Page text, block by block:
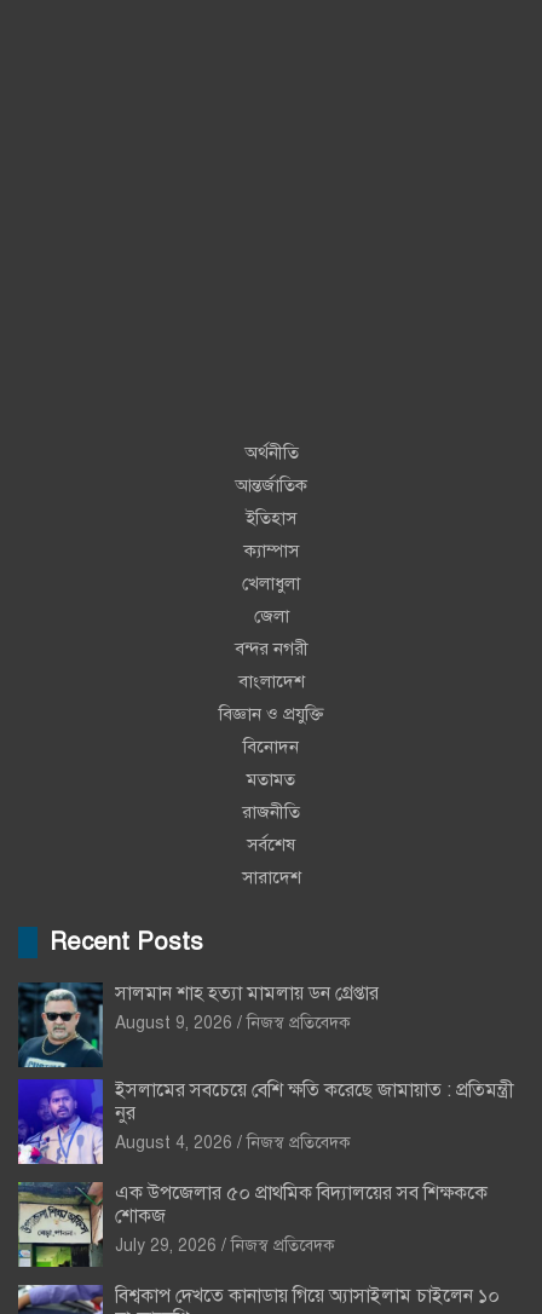
অর্থনীতি
আন্তর্জাতিক
ইতিহাস
ক্যাম্পাস
খেলাধুলা
জেলা
বন্দর নগরী
বাংলাদেশ
বিজ্ঞান ও প্রযুক্তি
বিনোদন
মতামত
রাজনীতি
সর্বশেষ
সারাদেশ
Recent Posts
সালমান শাহ হত্যা মামলায় ডন গ্রেপ্তার
August 9, 2026 নিজস্ব প্রতিবেদক
ইসলামের সবচেয়ে বেশি ক্ষতি করেছে জামায়াত : প্রতিমন্ত্রী
নুর
August 4, 2026 নিজস্ব প্রতিবেদক
এক উপজেলার ৫০ প্রাথমিক বিদ্যালয়ের সব শিক্ষককে
শোকজ
July 29, 2026 নিজস্ব প্রতিবেদক
বিশ্বকাপ দেখতে কানাডায় গিয়ে অ্যাসাইলাম চাইলেন ১০